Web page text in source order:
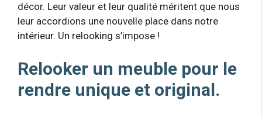
décor. Leur valeur et leur qualité méritent que nous
leur accordions une nouvelle place dans notre
intérieur. Un relooking s’impose !
Relooker un meuble pour le
rendre unique et original.